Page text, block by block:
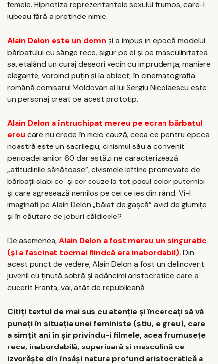
femeie. Hipnotiza reprezentantele sexului frumos, care-l
iubeau fără a pretinde nimic.
Alain Delon este un domn și a impus în epocă modelul
bărbatului cu sânge rece, sigur pe el și pe masculinitatea
sa, etalând un curaj deseori vecin cu imprudența, maniere
elegante, vorbind puțin și la obiect; în cinematografia
română comisarul Moldovan al lui Sergiu Nicolaescu este
un personaj creat pe acest prototip.
Alain Delon a întruchipat mereu pe ecran bărbatul
erou care nu crede în nicio cauză, ceea ce pentru epoca
noastră este un sacrilegiu; cinismul său a convenit
perioadei anilor 60 dar astăzi ne caracterizează
„atitudinile sănătoase”, civismele ieftine promovate de
bărbații slabi ce-și cer scuze la tot pasul celor puternici
și care agresează nemilos pe cei ce ies din rând. Vi-l
imaginați pe Alain Delon „băiat de gașcă” avid de glumițe
și în căutare de joburi căldicele?
De asemenea,Alain Delon a fost mereu un singuratic
(și a fascinat tocmai fiindcă era inabordabil). Din
acest punct de vedere, Alain Delon a fost un delincvent
juvenil cu ținută sobră și adâncimi aristocratice care a
cucerit Franța, vai, atât de republicană.
Citiți textul de mai sus cu atenție și încercați să vă
puneți în situația unei feministe (știu, e greu), care
a simțit ani în șir privindu-i filmele, acea frumusețe
rece, inabordabilă, superioară și masculină ce
izvorăște din însăși natura profund aristocratică a